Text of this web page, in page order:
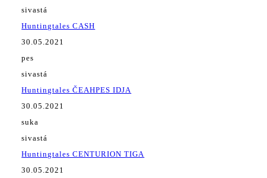
sivastá
Huntingtales CASH
30.05.2021
pes
sivastá
Huntingtales ČEAHPES IDJA
30.05.2021
suka
sivastá
Huntingtales CENTURION TIGA
30.05.2021